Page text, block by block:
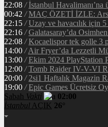
22:08 / İstanbul Havalimanı’na
00:42 / MAÇ ÖZETİ İZLE:
22:15 / Uzay ve havacılık için
22:16 / Galatasaray’da
22:08 / Kocaelispor tek golle 3
14:00 / Air Fryer’da Lezzetli
13:00 / Ekim 2024 PlayStation
12:00 / Tomb Raider IV-V-VI
20:00 / 2si1 Haftalık Magazin
19:00 / Epic Games Ücretsiz
Sabah Vakti
02:00
İstanbul AÇIK 26°